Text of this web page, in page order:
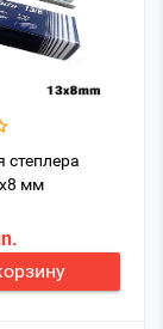
степлера
мм